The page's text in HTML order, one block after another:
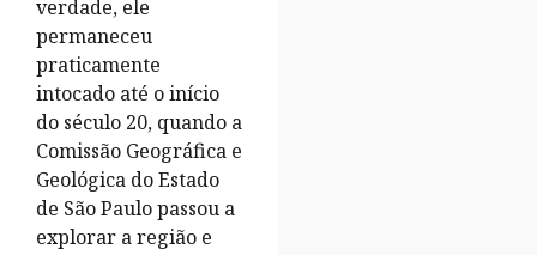
verdade, ele
permaneceu
praticamente
intocado até o início
do século 20, quando a
Comissão Geográfica e
Geológica do Estado
de São Paulo passou a
explorar a região e